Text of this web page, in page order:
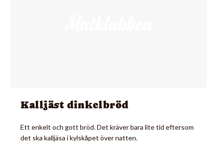
Kalljäst dinkelbröd
Ett enkelt och gott bröd. Det kräver bara lite tid eftersom
det ska kalljäsa i kylskåpet över natten.